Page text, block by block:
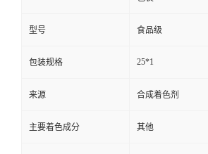
型号 食品级
包装规格 25*1
来源 合成着色剂
主要着色成分 其他